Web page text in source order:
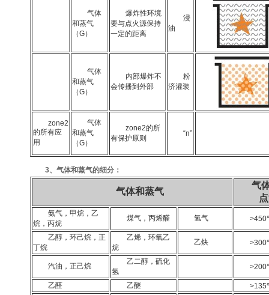
气体
和蒸气
（G）
爆炸性环境
要与点火源保持
一定的距离
浸
油
气体
和蒸气
（G）
内部爆炸不
会传播到外部
粉
济灌装
zone2
的所有应
用
气体
和蒸气
（G）
zone2的所
有保护原则
“n”
3、气体和蒸气的细分：
气体和蒸气
气
氨气，甲烷，乙
烷，丙烷
煤气，丙烯醛 氢气
乙醇，环己烷，正
丁烷
乙烯，环氧乙
烷
乙炔
汽油，正己烷
乙二醇，硫化
氢
乙醛 乙醚